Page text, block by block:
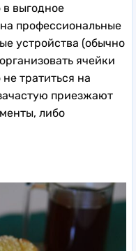
в выгодное
профессиональные
устройства (обычно
ячейки
тратиться на
приезжают
либо